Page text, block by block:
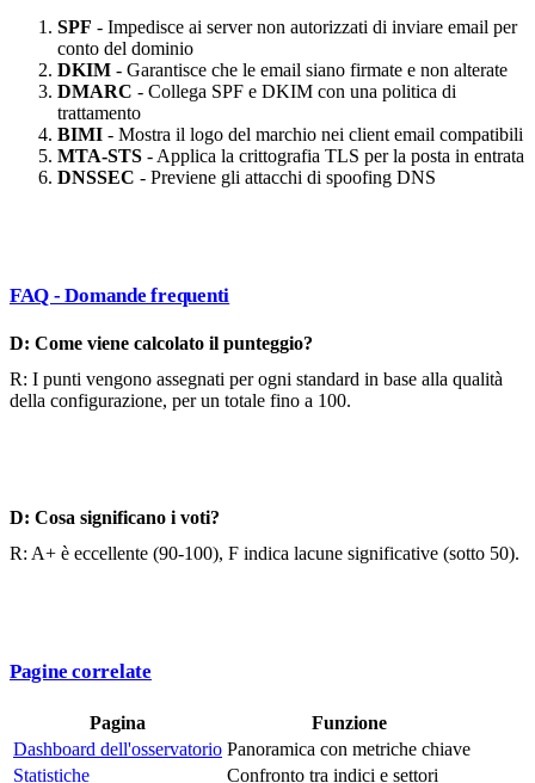
SPF - Impedisce ai server non autorizzati di inviare email per
conto del dominio
DKIM - Garantisce che le email siano firmate e non alterate
DMARC - Collega SPF e DKIM con una politica di
trattamento
BIMI - Mostra il logo del marchio nei client email compatibili
MTA-STS - Applica la crittografia TLS per la posta in entrata
DNSSEC - Previene gli attacchi di spoofing DNS
FAQ - Domande frequenti
D: Come viene calcolato il punteggio?
R: I punti vengono assegnati per ogni standard in base alla qualità
della configurazione, per un totale fino a 100.
D: Cosa significano i voti?
R: A+ è eccellente (90-100), F indica lacune significative (sotto 50).
Pagine correlate
Pagina
Funzione
Dashboard dell'osservatorio Panoramica con metriche chiave
Statistiche
Confronto tra indici e settori